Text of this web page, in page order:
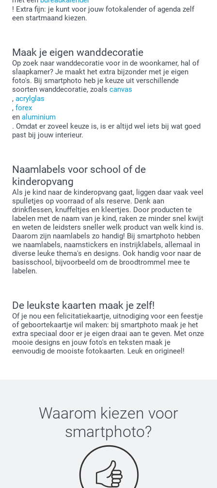
! Extra fijn: je kunt voor jouw fotokalender of agenda zelf
een startmaand kiezen.
Maak je eigen wanddecoratie
Op zoek naar wanddecoratie voor in de woonkamer, hal of
slaapkamer? Je maakt het extra bijzonder met je eigen
foto's. Bij smartphoto heb je keuze uit verschillende
soorten wanddecoratie, zoals canvas
, acrylglas
, forex
en aluminium
. Omdat er zoveel keuze is, is er altijd wel iets bij wat goed
past bij jouw interieur.
Naamlabels voor school of de
kinderopvang
Als je kind naar de kinderopvang gaat, liggen daar vaak veel
spulletjes op voorraad of als reserve. Denk aan
drinkflessen, knuffeltjes en kleertjes. Door producten te
labelen met de naam van je kind, raken ze minder snel kwijt
en weten de leidsters sneller welk product van welk kind is.
Daarom zijn naamlabels zo handig! Bij smartphoto hebben
we naamlabels, naamstickers en instrijklabels, allemaal in
diverse leuke thema's en designs. Ook handig voor naar de
basisschool, bijvoorbeeld om de broodtrommel mee te
labelen.
De leukste kaarten maak je zelf!
Of je nou een felicitatiekaartje, uitnodiging voor een feestje
of geboortekaartje wil maken: bij smartphoto maak je het
extra speciaal door er je eigen draai aan te geven. Met onze
mooie designs en jouw foto's en teksten maak je
eenvoudig de mooiste fotokaarten. Leuk en origineel!
Waarom kiezen voor
smartphoto?